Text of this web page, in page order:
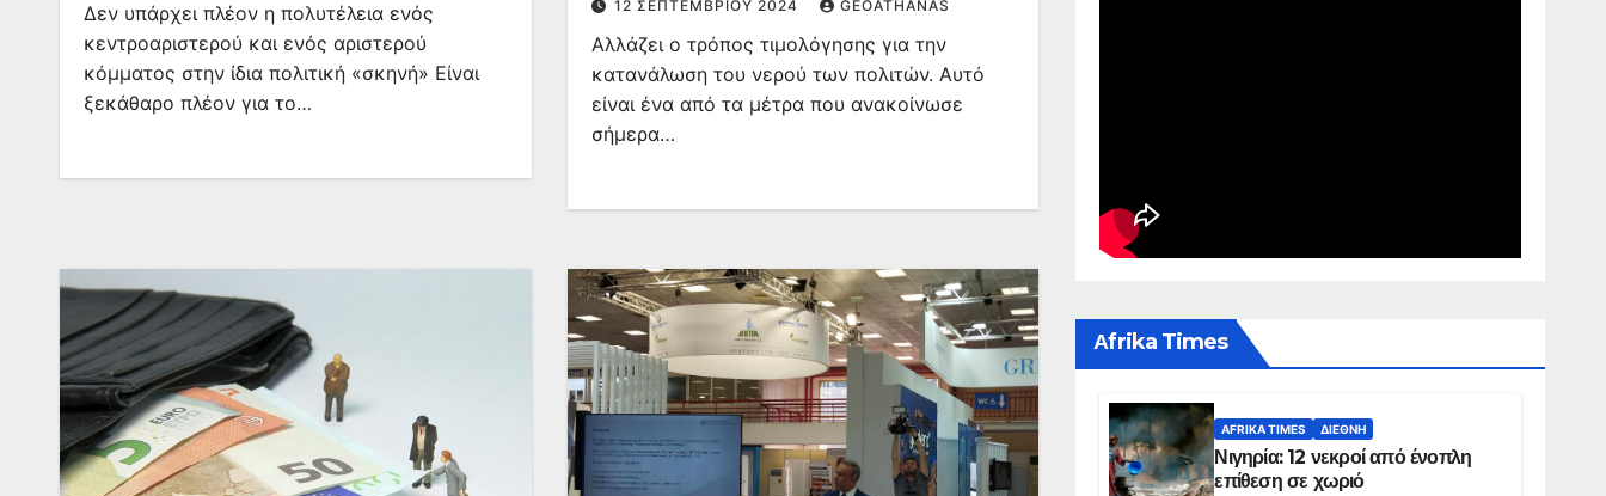
Δεν υπάρχει πλέον η πολυτέλεια ενός
κεντροαριστερού και ενός αριστερού
κόμματος στην ίδια πολιτική «σκηνή» Είναι
ξεκάθαρο πλέον για το…
12 ΣΕΠΤΕΜΒΡΊΟΥ 2024 GEOATHANAS
Αλλάζει ο τρόπος τιμολόγησης για την
κατανάλωση του νερού των πολιτών. Αυτό
είναι ένα από τα μέτρα που ανακοίνωσε
σήμερα…
Αfrika Times
AFRIKA TIMES ΔΙΕΘΝΉ
Νιγηρία: 12 νεκροί από ένοπλη
επίθεση σε χωριό